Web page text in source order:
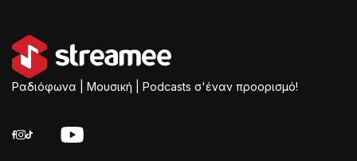
Ραδιόφωνα | Μουσική | Podcasts σ'έναν προορισμό!